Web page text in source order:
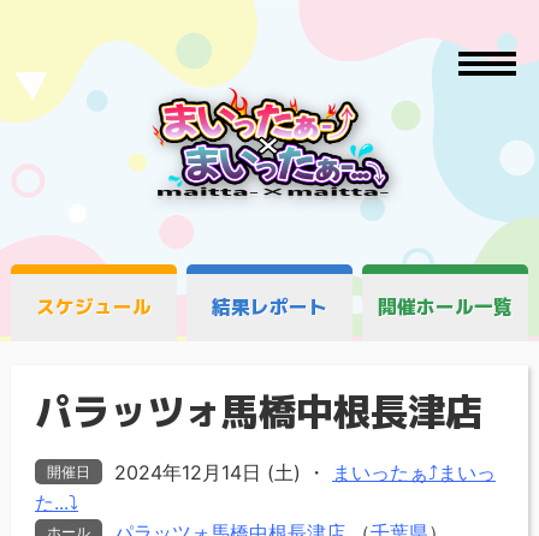
スケジュール 結果レポート 開催ホール一覧
パラッツォ馬橋中根長津店
開催日 2024年12月14日 (土) ・
まいったぁ⤴まいっ
た...⤵
ホール